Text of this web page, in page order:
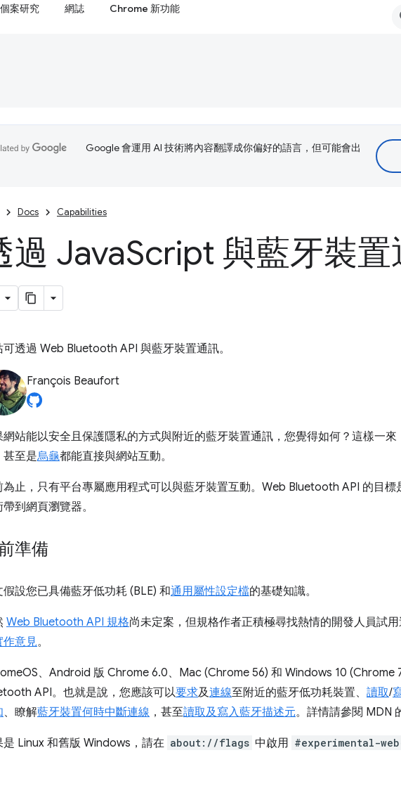
個案研究 網誌 Chrome 新功能
Google 會運用 AI 技術將內容翻譯成你偏好的語言，但可能會出
Docs Capabilities
過 JavaScript 與藍牙裝置
可透過 Web Bluetooth API 與藍牙裝置通訊。
François Beaufort
網站能以安全且保護隱私的方式與附近的藍牙裝置通訊，您覺得如何？這樣一
甚至是烏龜都能直接與網站互動。
為止，只有平台專屬應用程式可以與藍牙裝置互動。Web Bluetooth API 的目
到網頁瀏覽器。
準備
假設您已具備藍牙低功耗 (BLE) 和通用屬性設定檔的基礎知識。
Web Bluetooth API 規格尚未定案，但規格作者正積極尋找熱情的開發人員試
作意見。
、Android 版 Chrome 6.0、Mac (Chrome 56) 和 Windows 10 (Chrome
API。也就是說，您應該可以要求及連線至附近的藍牙低功耗裝置、 讀取/
、瞭解藍牙裝置何時中斷連線 ，甚至讀取及寫入藍牙描述元。詳情請參閱 MDN
是 Linux 和舊版 Windows，請在 about://flags 中啟用 #experimental-